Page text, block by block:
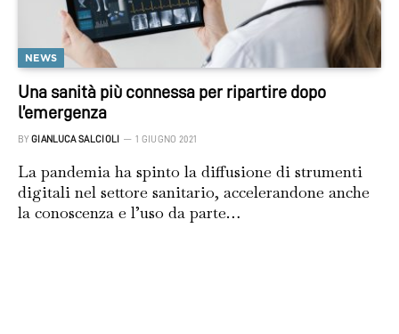
NEWS
Una sanità più connessa per ripartire dopo
l’emergenza
BY GIANLUCA SALCIOLI 1 GIUGNO 2021
La pandemia ha spinto la diffusione di strumenti
digitali nel settore sanitario, accelerandone anche
la conoscenza e l’uso da parte…